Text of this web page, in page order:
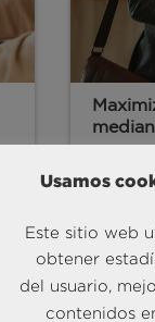
cada
venta
Usamos
Este sitio web
obtener
del usuario,
contenidos